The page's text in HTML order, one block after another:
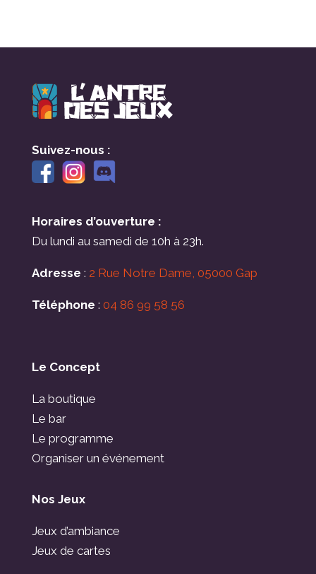
Suivez-nous :
Horaires d’ouverture :
Du lundi au samedi de 10h à 23h.
Adresse : 2 Rue Notre Dame, 05000 Gap
Téléphone : 04 86 99 58 56
Le Concept
La boutique
Le bar
Le programme
Organiser un événement
Nos Jeux
Jeux d’ambiance
Jeux de cartes